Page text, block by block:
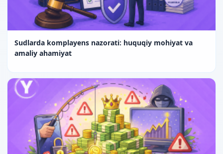
Sudlarda komplayens nazorati: huquqiy mohiyat va
amaliy ahamiyat